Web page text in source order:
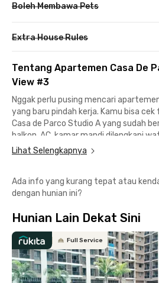
Boleh Membawa Pets
Extra House Rules
Tentang Apartemen Casa De
View #3
Nggak perlu pusing mencari
yang baru pindah kerja. Kamu bisa
Casa de Parco Studio A yang sudah
balkon, AC, kamar mandi dilengkapi
serta kitchen set.
berkantor di BSD Green Office Park 6
Serpong untuk kemudahan mobilisasi.
nongkrong atau belanja bulanan.
Fasilitas gedung Apartemen Casa de
lobi, lift, kolam renang, gym, hingga
berbayar. Asyiknya lagi harga sewa
IPL yang bikin pengeluaran
Lihat Selengkapnya
Ada info yang kurang tepat atau
dengan hunian ini?
Hunian Lain Dekat Sini
Full Service